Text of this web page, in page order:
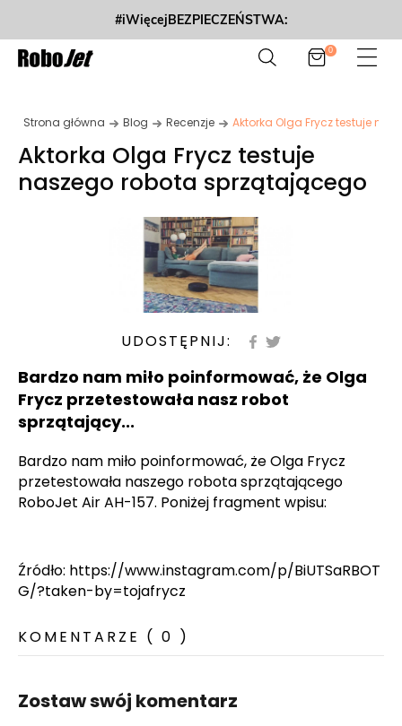
#iWięcejBEZPIECZEŃSTWA:
0
Strona główna Blog Recenzje Aktorka Olga Frycz testuje
Aktorka Olga Frycz testuje
naszego robota sprzątającego
UDOSTĘPNIJ:
Bardzo nam miło poinformować, że Olga
Frycz przetestowała nasz robot
sprzątający...
Bardzo nam miło poinformować, że Olga Frycz
przetestowała naszego robota sprzątającego
RoboJet Air AH-157. Poniżej fragment wpisu:
Źródło: https://www.instagram.com/p/BiUTSaRBOT
G/?taken-by=tojafrycz
KOMENTARZE ( 0 )
Zostaw swój komentarz